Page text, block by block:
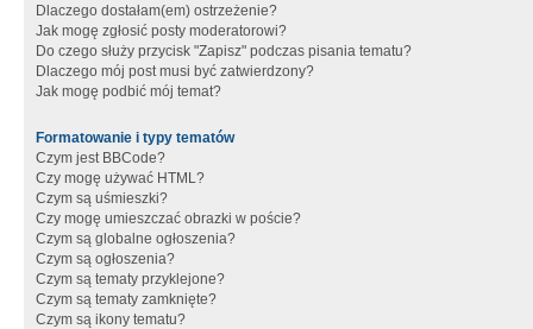
Dlaczego dostałam(em) ostrzeżenie?
Jak mogę zgłosić posty moderatorowi?
Do czego służy przycisk "Zapisz" podczas pisania tematu?
Dlaczego mój post musi być zatwierdzony?
Jak mogę podbić mój temat?
Formatowanie i typy tematów
Czym jest BBCode?
Czy mogę używać HTML?
Czym są uśmieszki?
Czy mogę umieszczać obrazki w poście?
Czym są globalne ogłoszenia?
Czym są ogłoszenia?
Czym są tematy przyklejone?
Czym są tematy zamknięte?
Czym są ikony tematu?